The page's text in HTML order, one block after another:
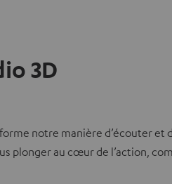
3D
notre manière d’écouter
plonger au cœur de l’action,